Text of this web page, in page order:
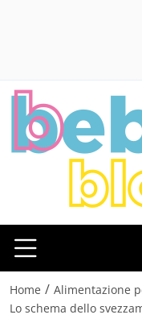
Home / Alimentazione
Lo schema dello